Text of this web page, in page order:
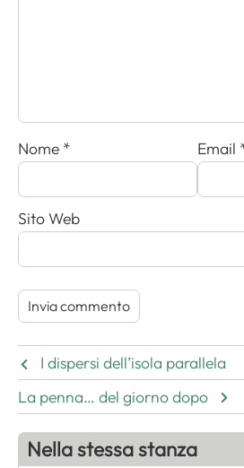
Nome * Email
Sito Web
I dispersi dell’isola parallela
La penna… del giorno dopo
Nella stessa stanza